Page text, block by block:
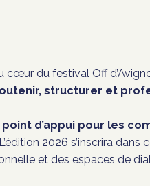
cœur du festival Off d’
structurer et
d’appui pour les
2026 s’inscrira
et des espaces de